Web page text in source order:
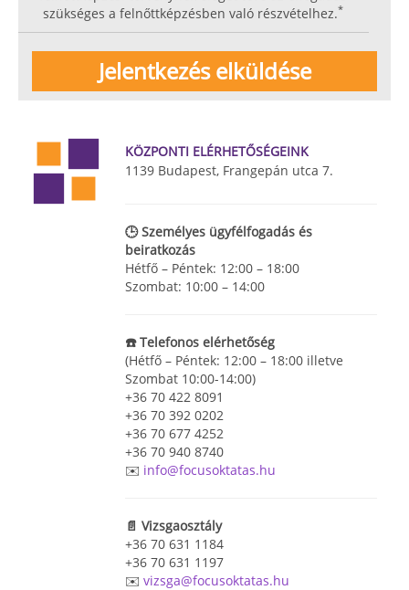
szükséges a felnőttképzésben való részvételhez.*
KÖZPONTI ELÉRHETŐSÉGEINK
1139 Budapest, Frangepán utca 7.
🕒 Személyes ügyfélfogadás és
beiratkozás
Hétfő – Péntek: 12:00 – 18:00
Szombat: 10:00 – 14:00
☎️ Telefonos elérhetőség
(Hétfő – Péntek: 12:00 – 18:00 illetve
Szombat 10:00-14:00)
+36 70 422 8091
+36 70 392 0202
+36 70 677 4252
+36 70 940 8740
✉️ info@focusoktatas.hu
📄 Vizsgaosztály
+36 70 631 1184
+36 70 631 1197
✉️ vizsga@focusoktatas.hu